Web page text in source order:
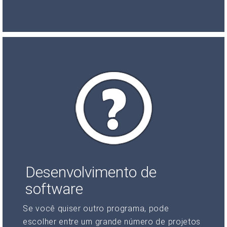
Desenvolvimento de
software
Se você quiser outro programa, pode
escolher entre um grande número de projetos